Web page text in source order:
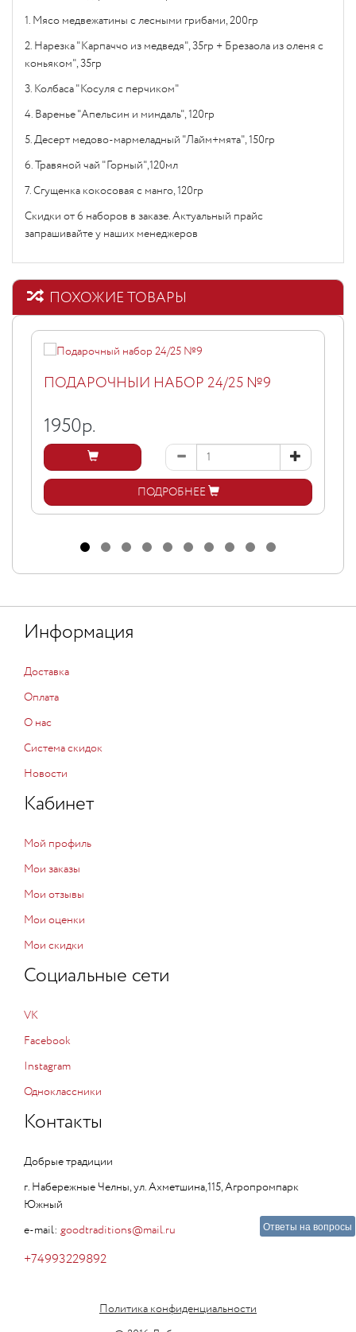
1. Мясо медвежатины с лесными грибами, 200гр
2. Нарезка "Карпаччо из медведя", 35гр + Брезаола из оленя с
коньяком", 35гр
3. Колбаса "Косуля с перчиком"
4. Варенье "Апельсин и миндаль", 120гр
5. Десерт медово-мармеладный "Лайм+мята", 150гр
6. Травяной чай "Горный",120мл
7. Сгущенка кокосовая с манго, 120гр
Скидки от 6 наборов в заказе. Актуальный прайс
запрашивайте у наших менеджеров
ПОХОЖИЕ ТОВАРЫ
ПОДАРОЧНЫЙ НАБОР 24/25 №9
1950р.
ПОДРОБНЕЕ
Информация
Доставка
Оплата
О нас
Система скидок
Новости
Кабинет
Мой профиль
Мои заказы
Мои отзывы
Мои оценки
Мои скидки
Социальные сети
VK
Facebook
Instagram
Одноклассники
Контакты
Добрые традиции
г. Набережные Челны, ул. Ахметшина,115, Агропромпарк
Южный
e-mail: goodtraditions@mail.ru
+74993229892
Политика конфиденциальности
Ответы на вопросы